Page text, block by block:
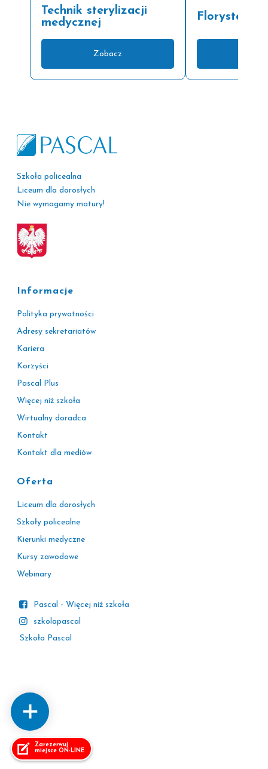
Zarezerwuj
miejsce ON-LINE
Technik sterylizacji
medycznej
Zobacz
Florysta
Szkoła policealna
Liceum dla dorosłych
Nie wymagamy matury!
Informacje
Polityka prywatności
Adresy sekretariatów
Kariera
Korzyści
Pascal Plus
Więcej niż szkoła
Wirtualny doradca
Kontakt
Kontakt dla mediów
Oferta
Liceum dla dorosłych
Szkoły policealne
Kierunki medyczne
Kursy zawodowe
Webinary
Pascal - Więcej niż szkoła
szkolapascal
Szkoła Pascal